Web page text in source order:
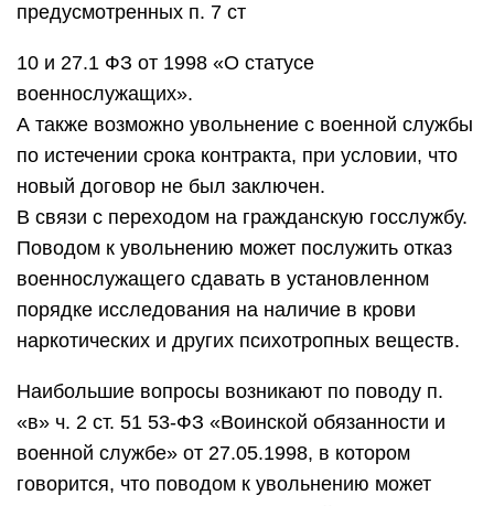
предусмотренных п. 7 ст
10 и 27.1 ФЗ от 1998 «О статусе
военнослужащих».
А также возможно увольнение с военной службы
по истечении срока контракта, при условии, что
новый договор не был заключен.
В связи с переходом на гражданскую госслужбу.
Поводом к увольнению может послужить отказ
военнослужащего сдавать в установленном
порядке исследования на наличие в крови
наркотических и других психотропных веществ.
Наибольшие вопросы возникают по поводу п.
«в» ч. 2 ст. 51 53-ФЗ «Воинской обязанности и
военной службе» от 27.05.1998, в котором
говорится, что поводом к увольнению может